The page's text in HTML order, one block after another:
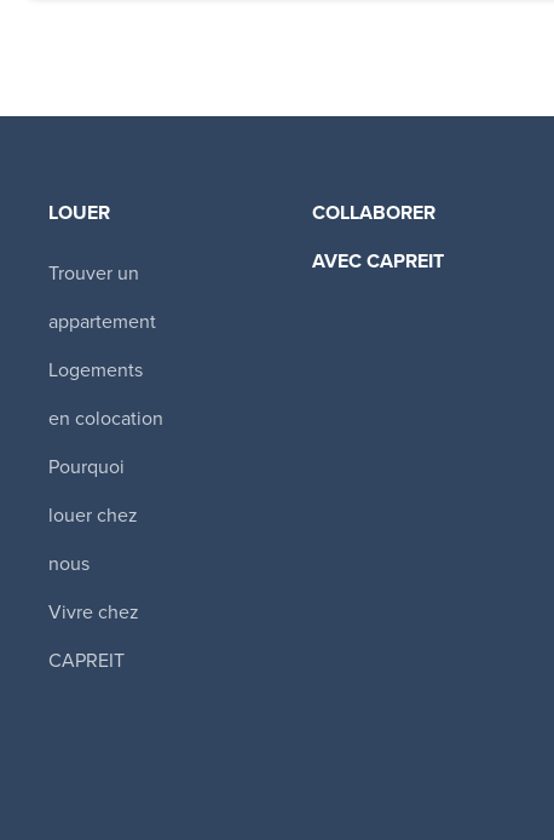
LOUER
Trouver un
appartement
Logements
en colocation
Pourquoi
louer chez
nous
Vivre chez
CAPREIT
COLLABORER
AVEC CAPREIT​